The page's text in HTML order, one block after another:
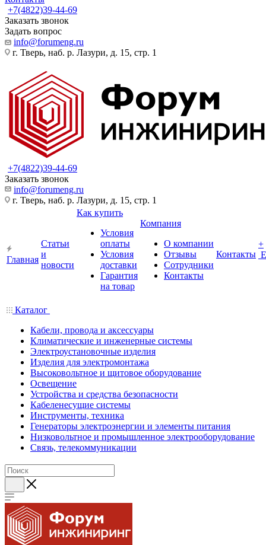
+7(4822)39-44-69
Заказать звонок
Задать вопрос
info@forumeng.ru
г. Тверь, наб. р. Лазури, д. 15, стр. 1
+7(4822)39-44-69
Заказать звонок
info@forumeng.ru
г. Тверь, наб. р. Лазури, д. 15, стр. 1
Главная
Статьи
и
новости
Как купить
Условия
оплаты
Условия
доставки
Гарантия
на товар
Компания
О компании
Отзывы
Сотрудники
Контакты
Контакты
+
Каталог
Кабели, провода и аксессуары
Климатические и инженерные системы
Электроустановочные изделия
Изделия для электромонтажа
Высоковольтное и щитовое оборудование
Освещение
Устройства и средства безопасности
Кабеленесущие системы
Инструменты, техника
Генераторы электроэнергии и элементы питания
Низковольтное и промышленное электрооборудование
Связь, телекоммуникации